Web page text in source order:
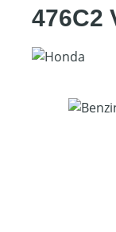
476C2
Bildergalerie